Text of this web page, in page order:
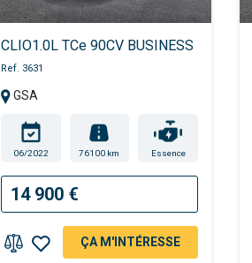
CLIO1.0L TCe 90CV BUSINESS
Ref. 3631
GSA
06/2022 76100 km Essence
14 900 €
ÇA M'INTÉRESSE